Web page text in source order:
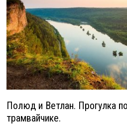
Полюд и Ветлан. Прогулка
трамвайчике.